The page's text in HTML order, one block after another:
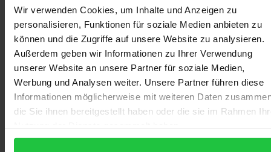
Wir verwenden Cookies, um Inhalte und Anzeigen zu
personalisieren, Funktionen für soziale Medien anbieten zu
können und die Zugriffe auf unsere Website zu analysieren.
Außerdem geben wir Informationen zu Ihrer Verwendung
unserer Website an unsere Partner für soziale Medien,
Werbung und Analysen weiter. Unsere Partner führen diese
Informationen möglicherweise mit weiteren Daten
die Sie ihnen bereitgestellt haben oder die sie im Rahmen
besonderen »Regulatorischen Prinzipien« des
Vierten Protokolls zum GATS einen justiziablen
Maßstab für die Beurteilung regulativer
Handelsbeschränkungen (»Reasonable Regulation«)
vorgeben. Dabei analysiert er vertieft auch die
Spruchpraxis der Streitbeilegungsorgane. Der Autor
kommt zu dem Ergebnis, dass die klassischen
effektive Rückbindung handelswirksamer